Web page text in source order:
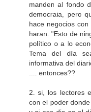
manden al fondo
democraia, pero
hace negocios
haran: "Esto de
político o a lo
Tema del día
informativa del
.... entonces??
2. si, los lectores
con el poder